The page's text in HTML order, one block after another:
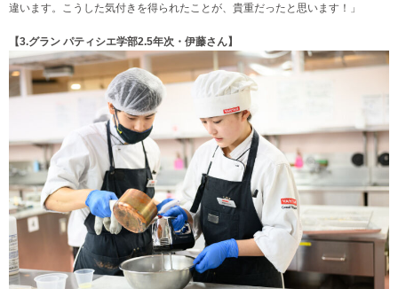
違います。こうした気付きを得られたことが、貴重だったと思います！」
【3.グラン パティシエ学部2.5年次・伊藤さん】